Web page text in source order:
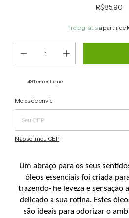
R$85,90
Frete grátis a partir de
491 em estoque
Entregas para o CEP:
Meios de envio
Não sei meu CEP
Um abraço para os seus
óleos essenciais foi criada
trazendo-lhe leveza e sensação
delicado a sua rotina. Estes
são ideais para odorizar o